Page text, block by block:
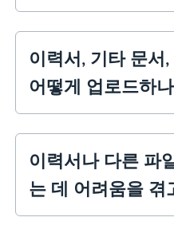
이력서, 기타 문서
어떻게 업로드하
이력서나 다른 파
는 데 어려움을 겪